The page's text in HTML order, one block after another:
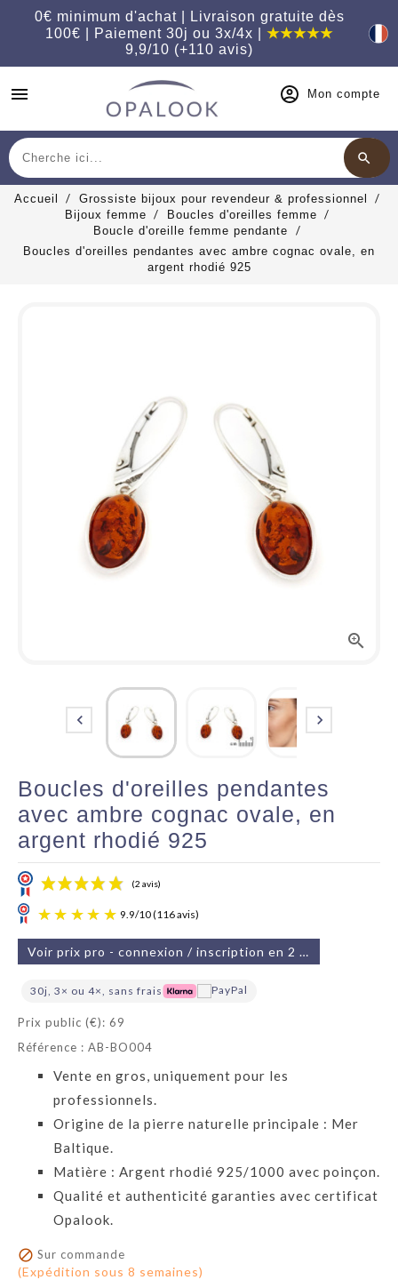
0€ minimum d'achat | Livraison gratuite dès
100€ | Paiement 30j ou 3x/4x |★★★★★
9,9/10 (+110 avis)
menu Mon compte
search
Accueil
Grossiste bijoux pour revendeur & professionnel
Bijoux femme
Boucles d'oreilles femme
Boucle d'oreille femme pendante
Boucles d'oreilles pendantes avec ambre cognac ovale, en
argent rhodié 925

 
Boucles d'oreilles pendantes
avec ambre cognac ovale, en
argent rhodié 925
9.9/10(116 avis)
Voir prix pro - connexion / inscription en 2 min
30j, 3× ou 4×, sans frais
Prix public (€): 69
Référence : AB-BO004
Vente en gros, uniquement pour les
professionnels.
Origine de la pierre naturelle principale : Mer
Baltique.
Matière : Argent rhodié 925/1000 avec poinçon.
Qualité et authenticité garanties avec certificat
Opalook.
 Sur commande
(Expédition sous 8 semaines)